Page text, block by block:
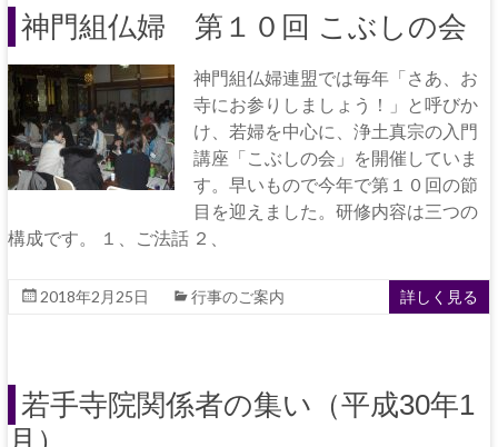
神門組仏婦 第１０回 こぶしの会
神門組仏婦連盟では毎年「さあ、お
寺にお参りしましょう！」と呼びか
け、若婦を中心に、浄土真宗の入門
講座「こぶしの会」を開催していま
す。早いもので今年で第１０回の節
目を迎えました。研修内容は三つの
構成です。 １、ご法話 ２、
2018年2月25日 行事のご案内 詳しく見る
若手寺院関係者の集い（平成30年1
月）